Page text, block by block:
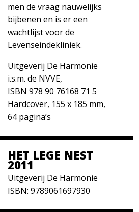
men de vraag nauwelijks
bijbenen en is er een
wachtlijst voor de
Levenseindekliniek.
Uitgeverij De Harmonie
i.s.m. de NVVE,
ISBN 978 90 76168 71 5
Hardcover, 155 x 185 mm,
64 pagina’s
HET LEGE NEST
2011
Uitgeverij De Harmonie
ISBN: 9789061697930